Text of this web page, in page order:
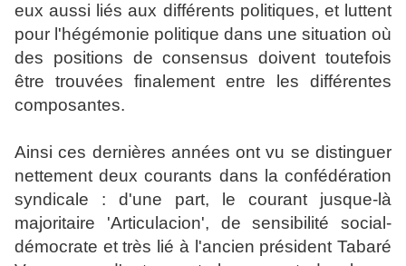
eux aussi liés aux différents politiques, et luttent
pour l'hégémonie politique dans une situation où
des positions de consensus doivent toutefois
être trouvées finalement entre les différentes
composantes.
Ainsi ces dernières années ont vu se distinguer
nettement deux courants dans la confédération
syndicale : d'une part, le courant jusque-là
majoritaire 'Articulacion', de sensibilité social-
démocrate et très lié à l'ancien président Tabaré